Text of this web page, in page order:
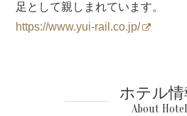
足として親しまれています。
https://www.yui-rail.co.jp/
ホテル情
About Hotel